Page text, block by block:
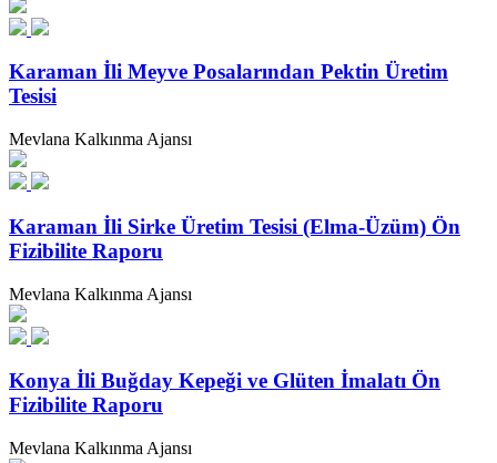
Karaman İli Meyve Posalarından Pektin Üretim
Tesisi
Mevlana Kalkınma Ajansı
Karaman İli Sirke Üretim Tesisi (Elma-Üzüm) Ön
Fizibilite Raporu
Mevlana Kalkınma Ajansı
Konya İli Buğday Kepeği ve Glüten İmalatı Ön
Fizibilite Raporu
Mevlana Kalkınma Ajansı